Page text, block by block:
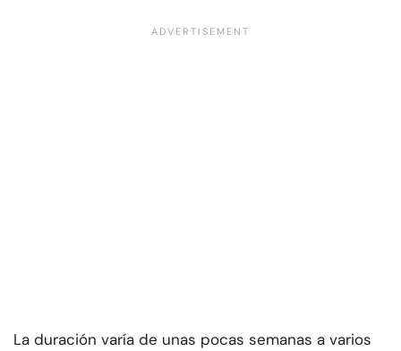
La duración varía de unas pocas semanas a varios